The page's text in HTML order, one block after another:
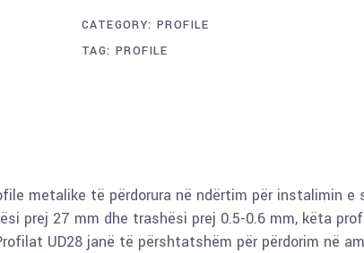
CATEGORY:PROFILE
TAG: PROFILE
metalike të përdorura në ndërtim për instalimin e
prej 27 mm dhe trashësi prej 0.5-0.6 mm, këta
UD28 janë të përshtatshëm për përdorim në